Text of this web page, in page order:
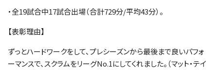
・全19試合中17試合出場（合計729分/平均43分）。
【表彰理由】
ずっとハードワークをして、プレシーズンから最後まで良いパフォ
ーマンスで、スクラムをリーグNo.1にしてくれました。（マット・テイ